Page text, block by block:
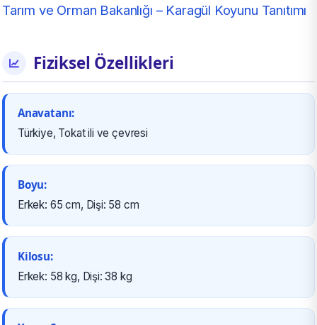
Tarım ve Orman Bakanlığı – Karagül Koyunu Tanıtımı
Fiziksel Özellikleri
Anavatanı:
Türkiye, Tokat ili ve çevresi
Boyu:
Erkek: 65 cm, Dişi: 58 cm
Kilosu:
Erkek: 58 kg, Dişi: 38 kg